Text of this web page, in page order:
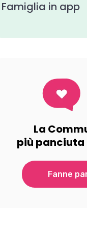
Famiglia in app
La
più panciuta
Fanne